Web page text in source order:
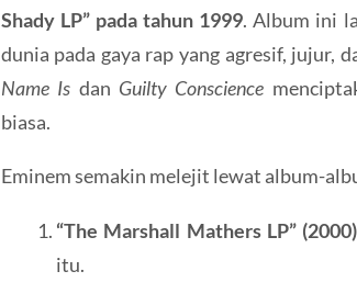
Shady LP” pada tahun 1999. Album ini
dunia pada gaya rap yang agresif, jujur,
Name Is dan Guilty Conscience
biasa.
Eminem semakin melejit lewat album-
“The Marshall Mathers LP” (2000)
itu.